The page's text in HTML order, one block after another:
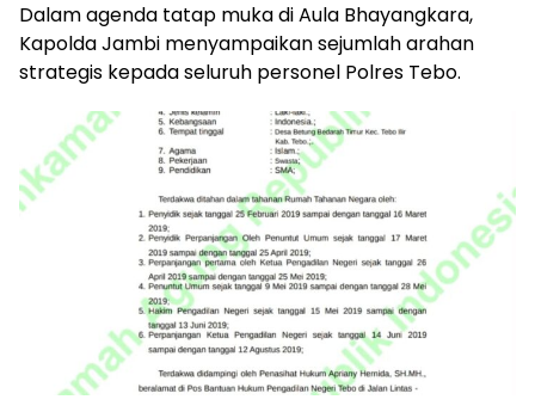
Dalam agenda tatap muka di Aula Bhayangkara,
Kapolda Jambi menyampaikan sejumlah arahan
strategis kepada seluruh personel Polres Tebo.